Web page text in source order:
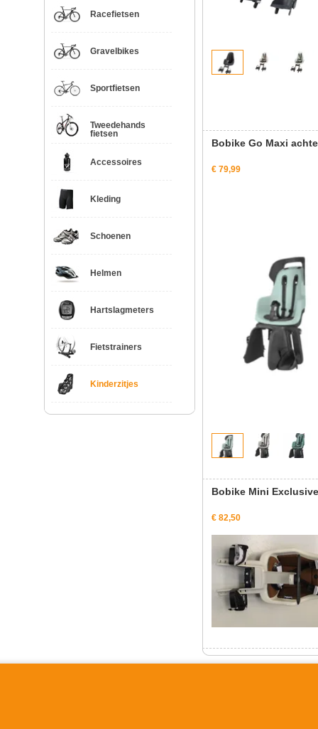
Racefietsen
Gravelbikes
Sportfietsen
Tweedehands
fietsen
Accessoires
Kleding
Schoenen
Helmen
Hartslagmeters
Fietstrainers
Kinderzitjes
Bobike Go Maxi
€ 79,99
Bobike Mini
€ 82,50